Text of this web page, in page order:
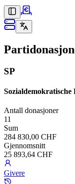
SP
Sozialdemokratische
Antall donasjoner
11
Sum
284 830,00 CHF
Gjennomsnitt
25 893,64 CHF
Givere